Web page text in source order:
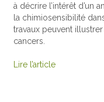
à décrire l’intérêt d’un
la chimiosensibilité
travaux peuvent
cancers.
Lire l’article